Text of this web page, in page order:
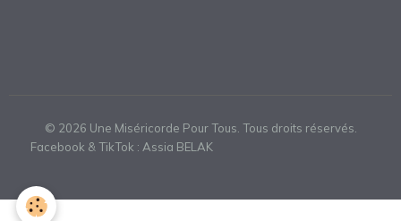
© 2026 Une Miséricorde Pour Tous. Tous droits réservés.
Facebook & TikTok : Assia BELAK